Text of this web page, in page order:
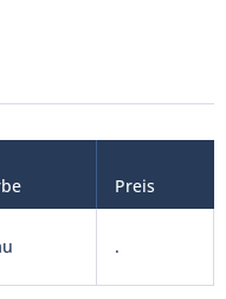
Preis
.